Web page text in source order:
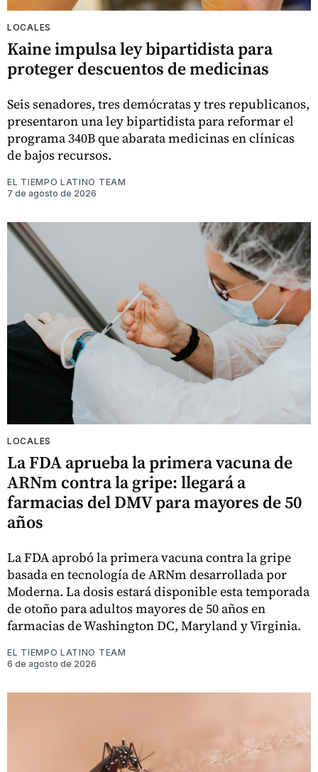
LOCALES
Kaine impulsa ley bipartidista para
proteger descuentos de medicinas
Seis senadores, tres demócratas y tres republicanos,
presentaron una ley bipartidista para reformar el
programa 340B que abarata medicinas en clínicas
de bajos recursos.
EL TIEMPO LATINO TEAM
7 de agosto de 2026
LOCALES
La FDA aprueba la primera vacuna de
ARNm contra la gripe: llegará a
farmacias del DMV para mayores de 50
años
La FDA aprobó la primera vacuna contra la gripe
basada en tecnología de ARNm desarrollada por
Moderna. La dosis estará disponible esta temporada
de otoño para adultos mayores de 50 años en
farmacias de Washington DC, Maryland y Virginia.
EL TIEMPO LATINO TEAM
6 de agosto de 2026